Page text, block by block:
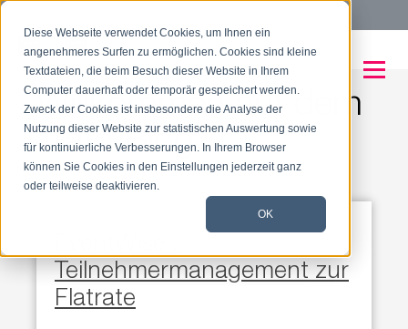
Diese Webseite verwendet Cookies, um Ihnen ein
angenehmeres Surfen zu ermöglichen. Cookies sind kleine
Textdateien, die beim Besuch dieser Website in Ihrem
Computer dauerhaft oder temporär gespeichert werden.
Zweck der Cookies ist insbesondere die Analyse der
Nutzung dieser Website zur statistischen Auswertung sowie
für kontinuierliche Verbesserungen. In Ihrem Browser
können Sie Cookies in den Einstellungen jederzeit ganz
oder teilweise deaktivieren.
OK
Willkommen auf dem
Trafo Blog
Teilnehmermanagement zur
Flatrate